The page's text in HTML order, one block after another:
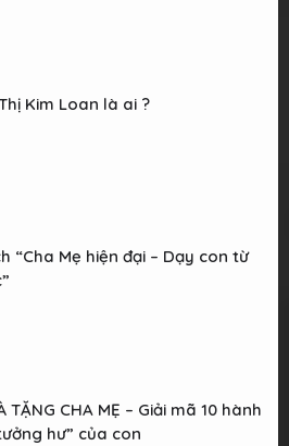
Kim Loan là ai ?
“Cha Mẹ hiện đại – Dạy con từ
TẶNG CHA MẸ – Giải mã 10 hành
hư” của con